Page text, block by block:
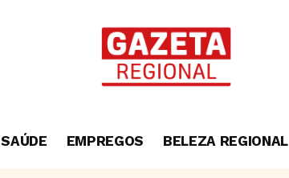
SAÚDE EMPREGOS BELEZA REGIONAL